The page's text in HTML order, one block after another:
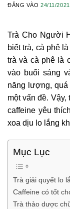
ĐĂNG VÀO24/11/2021
Trà Cho Người
biết trà, cà phê
trà và cà phê là
vào buổi sáng
năng lượng,
một vấn đề.
caffeine yêu
xoa dịu lo lắng
Mục Lục
Trà giải quyết lo
Caffeine có tốt
Trà thảo dược